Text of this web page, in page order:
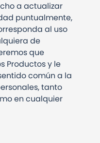
a actualizar
puntualmente,
al uso
de
que
Productos y le
común a la
tanto
en cualquier